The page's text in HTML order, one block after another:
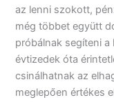
az lenni szokott,
még többet együtt
próbálnak segíteni a
évtizedek óta
csinálhatnak az
meglepően értékes